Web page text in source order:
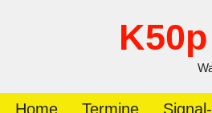
Home Termine